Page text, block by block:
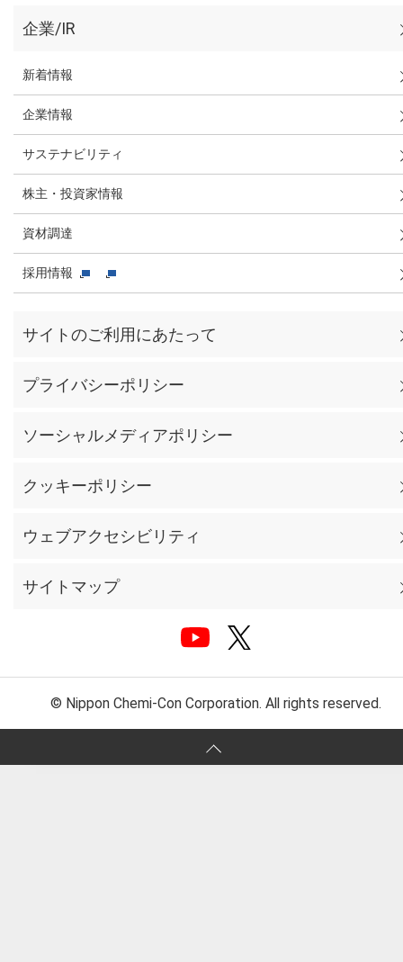
企業/IR
新着情報
企業情報
サステナビリティ
株主・投資家情報
資材調達
採用情報
サイトのご利用にあたって
プライバシーポリシー
ソーシャルメディアポリシー
クッキーポリシー
ウェブアクセシビリティ
サイトマップ
© Nippon Chemi-Con Corporation. All rights reserved.